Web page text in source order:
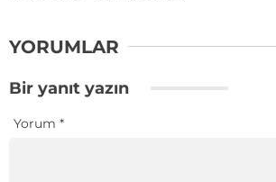
YORUMLAR
Bir yanıt yazın
Yorum *